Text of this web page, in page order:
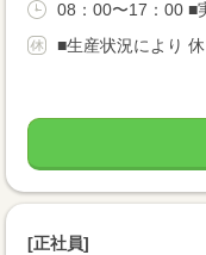
08：00〜17：00 ■
■生産状況により
[正社員]